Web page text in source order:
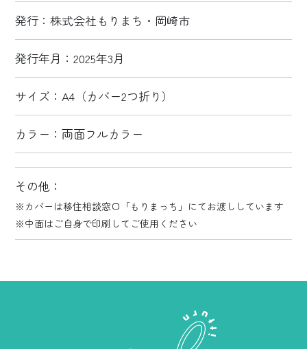
発行：株式会社もりまち・岡崎市
発行年月：2025年3月
サイズ： A4（カバー2つ折り）
カラー：両面フルカラー
その他：
※カバーは移住相談窓口「もりまっち」にてお渡ししています
※中面はご自身で印刷してご使用ください